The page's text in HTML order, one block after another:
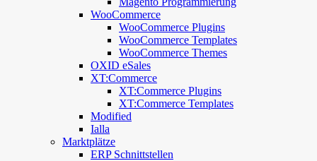
WooCommerce
WooCommerce Plugins
WooCommerce Templates
WooCommerce Themes
OXID eSales
XT:Commerce
XT:Commerce Plugins
XT:Commerce Templates
Modified
Ialla
Marktplätze
ERP Schnittstellen